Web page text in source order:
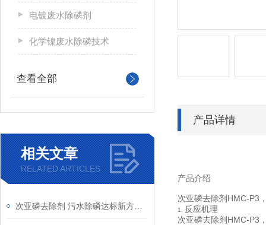
电镀废水除磷剂
化学镍废水除磷技术
查看全部
相关文章
RELATED ARTICLES
产品详情
产品介绍
次亚磷去除剂HMC-P3
1.
反应机理
次亚磷去除剂HMC-P3